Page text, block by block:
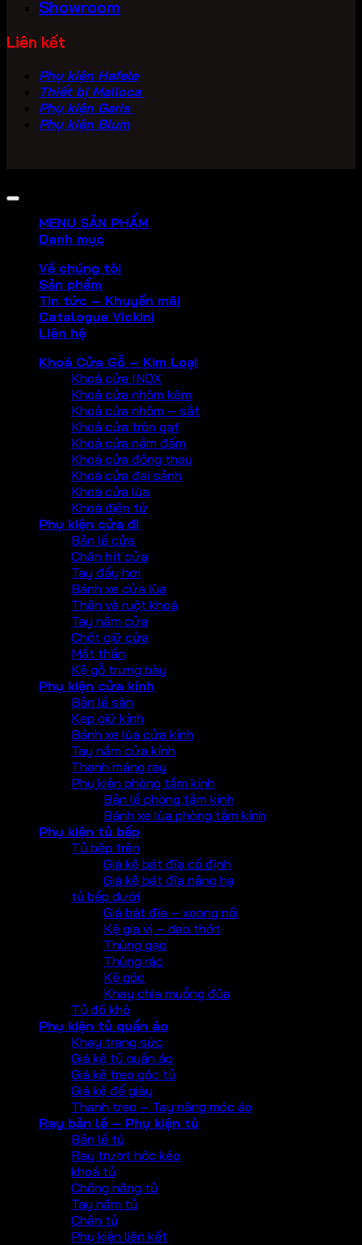
Showroom
Liên kết
Phụ kiện Hafele
Thiết bị Malloca
Phụ kiện Garis
Phụ kiện Blum
MENU SẢN PHẨM
Danh mục
Về chúng tôi
Sản phẩm
Tin tức – Khuyến mãi
Catalogue Vickini
Liên hệ
Khoá Cửa Gỗ – Kim Loại
Khoá cửa INOX
Khoá cửa nhôm kẽm
Khoả cửa nhôm – sắt
Khoá cửa tròn gạt
Khoá cửa nắm đấm
Khoá cửa đồng thau
Khoá cửa đại sảnh
Khoá cửa lùa
Khoá điện tử
Phụ kiện cửa đi
Bản lề cửa
Chặn hít cửa
Tay đẩy hơi
Bánh xe cửa lùa
Thân và ruột khoá
Tay nắm cửa
Chốt giữ cửa
Mắt thần
Kệ gỗ trưng bày
Phụ kiện cửa kính
Bản lề sàn
Kẹp giữ kính
Bánh xe lùa cửa kính
Tay nắm cửa kính
Thanh máng ray
Phụ kiện phòng tắm kính
Bản lề phòng tắm kính
Bánh xe lùa phòng tắm kính
Phụ kiện tủ bếp
Tủ bếp trên
Giá kệ bát đĩa cố định
Giá kệ bát đĩa nâng hạ
tủ bếp dưới
Giá bát đĩa – xoong nồi
Kệ gia vị – dao thớt
Thùng gạo
Thùng rác
Kệ góc
Khay chia muỗng đũa
Tủ đồ khô
Phụ kiện tủ quần áo
Khay trang sức
Giá kệ tủ quần áo
Giá kệ treo góc tủ
Giá kệ để giày
Thanh treo – Tay nâng móc áo
Ray bản lề – Phụ kiện tủ
Bản lề tủ
Ray trượt hộc kéo
khoá tủ
Chống nâng tủ
Tay nắm tủ
Chân tủ
Phụ kiện liên kết